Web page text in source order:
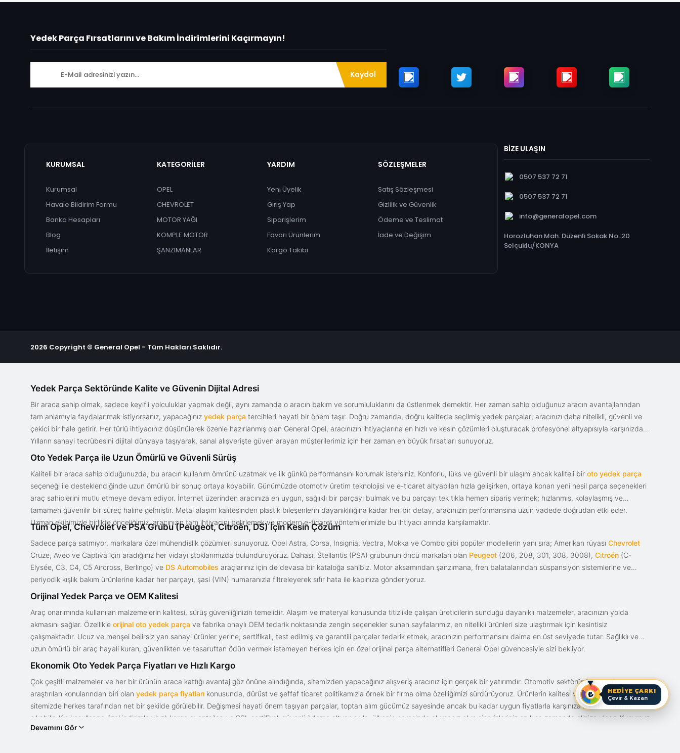
Yedek Parça Fırsatlarını ve Bakım İndirimlerini Kaçırmayın!
Kaydol
KURUMSAL
Kurumsal
Havale Bildirim Formu
Banka Hesapları
Blog
İletişim
KATEGORİLER
OPEL
CHEVROLET
MOTOR YAĞI
KOMPLE MOTOR
ŞANZIMANLAR
YARDIM
Yeni Üyelik
Giriş Yap
Siparişlerim
Favori Ürünlerim
Kargo Takibi
SÖZLEŞMELER
Satış Sözleşmesi
Gizlilik ve Güvenlik
Ödeme ve Teslimat
İade ve Değişim
BİZE ULAŞIN
0507 537 72 71
0507 537 72 71
info@generalopel.com
Horozluhan Mah. Düzenli Sokak No.:20
Selçuklu/KONYA
2026 Copyright © General Opel - Tüm Hakları Saklıdır.
HEDİYE ÇARKI
Çevir & Kazan
Yedek Parça Sektöründe Kalite ve Güvenin Dijital Adresi
Bir araca sahip olmak, sadece keyifli yolculuklar yapmak değil, aynı zamanda o aracın bakım ve sorumluluklarını da üstlenmek demektir. Her zaman sahip olduğunuz aracın avantajlarından
tam anlamıyla faydalanmak istiyorsanız, yapacağınız yedek parça tercihleri hayati bir önem taşır. Doğru zamanda, doğru kalitede seçilmiş yedek parçalar; aracınızı daha nitelikli, güvenli ve
çekici bir hale getirir. Her türlü ihtiyacınız düşünülerek özenle hazırlanmış olan General Opel, aracınızın ihtiyaçlarına en hızlı ve kesin çözümleri oluşturacak profesyonel altyapısıyla karşınızda.
Yılların sanayi tecrübesini dijital dünyaya taşıyarak, sanal alışverişte güven arayan müşterilerimiz için her zaman en büyük fırsatları sunuyoruz.
Oto Yedek Parça ile Uzun Ömürlü ve Güvenli Sürüş
Kaliteli bir araca sahip olduğunuzda, bu aracın kullanım ömrünü uzatmak ve ilk günkü performansını korumak istersiniz. Konforlu, lüks ve güvenli bir ulaşım ancak kaliteli bir oto yedek parça
seçeneği ile desteklendiğinde uzun ömürlü bir sonuç ortaya koyabilir. Günümüzde otomotiv üretim teknolojisi ve e-ticaret altyapıları hızla gelişirken, ortaya konan yeni nesil parça seçenekleri
araç sahiplerini mutlu etmeye devam ediyor. İnternet üzerinden aracınıza en uygun, sağlıklı bir parçayı bulmak ve bu parçayı tek tıkla hemen sipariş vermek; hızlanmış, kolaylaşmış ve
tamamen güvenilir bir süreç haline gelmiştir. Metal alaşım kalitesinden plastik bileşenlerin dayanıklılığına kadar her bir detay, aracınızın performansına uzun vadede doğrudan etki eder.
Uzman ekibimizle birlikte önceliğimiz, aracınızın tam ihtiyacını belirlemek ve modern e-ticaret yöntemlerimizle bu ihtiyacı anında karşılamaktır.
Tüm Opel, Chevrolet ve PSA Grubu (Peugeot, Citroën, DS) İçin Kesin Çözüm
Sadece parça satmıyor, markalara özel mühendislik çözümleri sunuyoruz. Opel Astra, Corsa, Insignia, Vectra, Mokka ve Combo gibi popüler modellerin yanı sıra; Amerikan rüyası Chevrolet
Cruze, Aveo ve Captiva için aradığınız her vidayı stoklarımızda bulunduruyoruz. Dahası, Stellantis (PSA) grubunun öncü markaları olan Peugeot (206, 208, 301, 308, 3008), Citroën (C-
Elysée, C3, C4, C5 Aircross, Berlingo) ve DS Automobiles araçlarınız için de devasa bir kataloğa sahibiz. Motor aksamından şanzımana, fren balatalarından süspansiyon sistemlerine ve
periyodik kışlık bakım ürünlerine kadar her parçayı, şasi (VIN) numaranızla filtreleyerek sıfır hata ile kapınıza gönderiyoruz.
Orijinal Yedek Parça ve OEM Kalitesi
Araç onarımında kullanılan malzemelerin kalitesi, sürüş güvenliğinizin temelidir. Alaşım ve materyal konusunda titizlikle çalışan üreticilerin sunduğu dayanıklı malzemeler, aracınızın yolda
akmasını sağlar. Özellikle orijinal oto yedek parça ve fabrika onaylı OEM tedarik noktasında zengin seçenekler sunan sayfalarımız, en nitelikli ürünleri size ulaştırmak için kesintisiz
çalışmaktadır. Ucuz ve menşei belirsiz yan sanayi ürünler yerine; sertifikalı, test edilmiş ve garantili parçalar tedarik etmek, aracınızın performansını daima en üst seviyede tutar. Sağlıklı ve
uzun ömürlü bir araç hayali kuran, güvenlikten ve tasaruftan ödün vermek istemeyen herkes için en özel orijinal parça alternatifleri General Opel güvencesiyle sizi bekliyor.
Ekonomik Oto Yedek Parça Fiyatları ve Hızlı Kargo
Çok çeşitli malzemeler ve her bir ürünün araca kattığı avantaj göz önüne alındığında, sitemizden yapacağınız alışveriş aracınız için gerçek bir yatırımdır. Otomotiv sektörünün en çok
araştırılan konularından biri olan yedek parça fiyatları konusunda, dürüst ve şeffaf ticaret politikamızla örnek bir firma olma özelliğimizi sürdürüyoruz. Ürünlerin kalitesi ve bunun fiyat karşılığı
sitemizde herkes tarafından net bir şekilde görülebilir. Değişmesi hayati önem taşıyan parçalar, toptan alım gücümüz sayesinde ancak bu kadar uygun fiyatlarla karşınıza bir fırsat olarak
çıkabilir. Kış koşullarına özel indirimler, hızlı kargo avantajları ve SSL sertifikalı güvenli ödeme altyapısıyla; ülkenin neresinde olursanız olun siparişleriniz en kısa zamanda elinize ulaşır. Kusursuz
bir tasarım ve güce sahip olan aracınızın değerini korumak, uygun fiyat avantajıyla parça kalitesini birleştirmek için doğru yerdesiniz.
Devamını Gör